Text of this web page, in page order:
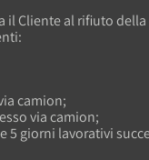
Cliente al rifiuto
camion;
via camion;
5 giorni lavorativi